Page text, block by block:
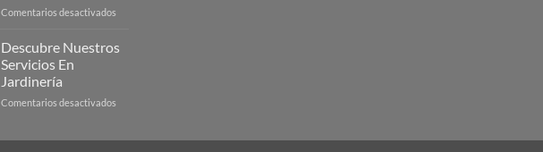
Comentarios desactivados
Jardín
Descubre Nuestros
Servicios En
Jardinería
Comentarios desactivados